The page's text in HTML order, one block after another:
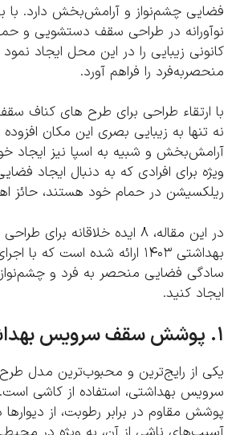
چشم‌نواز و آرامش‌بخش دارد. با
در طراحی سقف دستشویی و حمام،
زیبایی را در این محل ایجاد نمود و
را فراهم آورد.
طراحی برای طرح های کناف سقف
به زیبایی بصری این مکان افزوده
و شبیه به اسپا نیز ایجاد خواهد
برای افرادی که به دنبال ایجاد فضایی
در حمام خود هستند، حائز
در این مقاله، 8 ایده خلاقانه برای
بهداشتی ۱۴۰۳ ارائه شده است که با
فضایی منحصر به فرد و چشم‌نواز را
کنید.
از رایج‌ترین و محبوب‌ترین مدل طرح
بهداشتی، استفاده از کاشی است.
مقاوم در برابر رطوبت، از دیوارها در